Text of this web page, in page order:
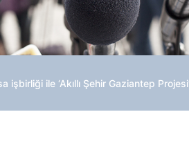
ile ‘Akıllı Şehir Gaziantep Projesi’